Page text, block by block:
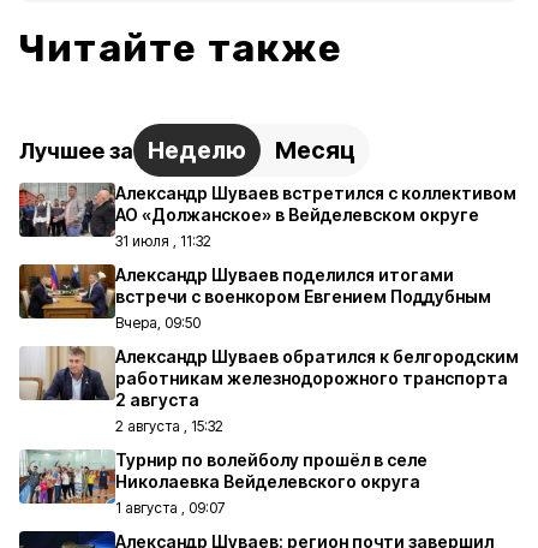
Читайте также
Лучшее за Неделю Месяц
Александр Шуваев встретился с коллективом
АО «Должанское» в Вейделевском округе
31 июля , 11:32
Александр Шуваев поделился итогами
встречи с военкором Евгением Поддубным
Вчера, 09:50
Александр Шуваев обратился к белгородским
работникам железнодорожного транспорта
2 августа
2 августа , 15:32
Турнир по волейболу прошёл в селе
Николаевка Вейделевского округа
1 августа , 09:07
Александр Шуваев: регион почти завершил